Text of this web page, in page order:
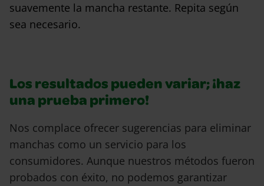
suavemente la mancha restante. Repita según
sea necesario.
Los resultados pueden variar; ¡haz
una prueba primero!
Nos complace ofrecer sugerencias para eliminar
manchas como un servicio para los
consumidores. Aunque nuestros métodos fueron
probados con éxito, no podemos garantizar